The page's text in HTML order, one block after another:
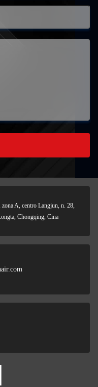
A, centro Langjun, n. 28,
Chongqing, Cina